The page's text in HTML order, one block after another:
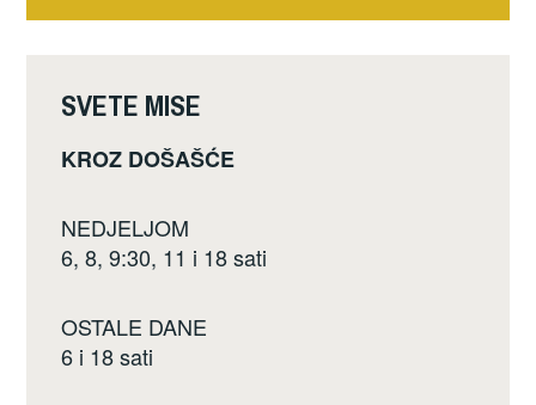
o
k
objava
SVETE MISE
KROZ DOŠAŠĆE
NEDJELJOM
6, 8, 9:30, 11 i 18 sati
OSTALE DANE
6 i 18 sati